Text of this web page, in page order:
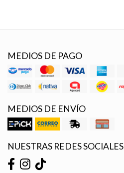
MEDIOS DE PAGO
MEDIOS DE ENVÍO
NUESTRAS REDES SOCIALES